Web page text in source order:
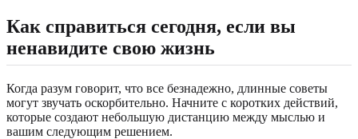
Как справиться сегодня, если вы
ненавидите свою жизнь
Когда разум говорит, что все безнадежно, длинные советы
могут звучать оскорбительно. Начните с коротких действий,
которые создают небольшую дистанцию между мыслью и
вашим следующим решением.